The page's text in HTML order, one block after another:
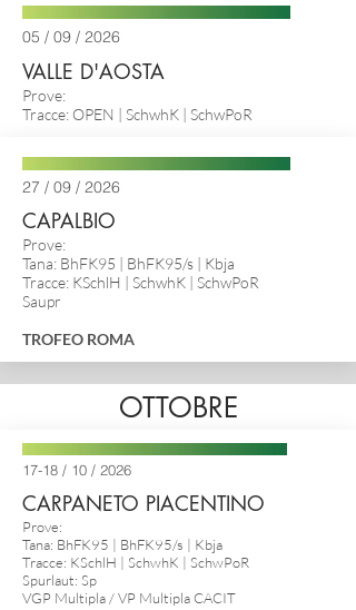
05 / 09 / 2026
VALLE D'AOSTA
Prove:
Tracce: OPEN | SchwhK | SchwPoR
27 / 09 / 2026
CAPALBIO
Prove:
Tana: BhFK95 | BhFK95/s | Kbja
Tracce: KSchlH | SchwhK | SchwPoR
Saupr
TROFEO ROMA
OTTOBRE
17-18 / 10 / 2026
CARPANETO PIACENTINO
Prove:
Tana: BhFK95 | BhFK95/s | Kbja
Tracce: KSchlH | SchwhK | SchwPoR
Spurlaut: Sp
VGP Multipla / VP Multipla CACIT